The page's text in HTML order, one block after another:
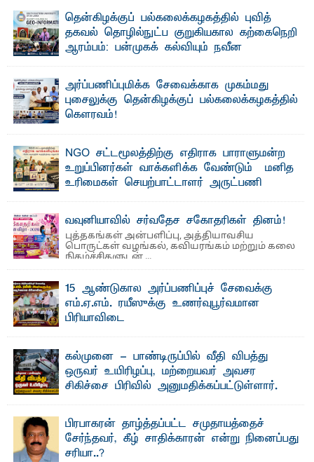
"ஒ ரு மாணவனின் அல்லது மாணவியின் கனவு என்னால்
கலைக்கப்படாது" என்ற உறுதியை ஒவ்வொரு மாணவரும் ...
தென்கிழக்குப் பல்கலைக்கழகத்தில் புவித்
தகவல் தொழில்நுட்ப குறுகியகால கற்கைநெறி
ஆரம்பம்: பன்முகக் கல்வியும் நவீன
பேராசிரியர் எம். எம். பாஸில்
தெ ன்கிழக்குப் பல்கலைக்கழகத்தின் கலை மற்றும் கலாசார
பீடத்தின் புவியியல் துறையினால் ...
அர்ப்பணிப்புமிக்க சேவைக்காக முகம்மது
புசைலுக்கு தென்கிழக்குப் பல்கலைக்கழகத்தில்
கௌரவம்!
NGO சட்டமூலத்திற்கு எதிராக பாராளுமன்ற
உறுப்பினர்கள் வாக்களிக்க வேண்டும் – மனித
உரிமைகள் செயற்பாட்டாளர் அருட்பணி
ஜே. எப். காமிலா பேகம்- இ லங்கை அரசாங்கம் அரசுசாரா
அமைப்புகள் (NGO) தொடர்பான புதிய சட்டமூலத்தை ...
வவுனியாவில் சர்வதேச சகோதரிகள் தினம்!
புத்தகங்கள் அன்பளிப்பு, அத்தியாவசிய
பொருட்கள் வழங்கல், கவியரங்கம் மற்றும் கலை
நிகழ்ச்சிகளுடன் ...
15 ஆண்டுகால அர்ப்பணிப்புச் சேவைக்கு
எம்.ஏ.எம். ரயீஸுக்கு உணர்வுபூர்வமான
பிரியாவிடை
கல்முனை - பாண்டிருப்பில் வீதி விபத்து
ஒருவர் உயிரிழப்பு, மற்றையவர் அவசர
சிகிச்சை பிரிவில் அனுமதிக்கப்பட்டுள்ளார்.
பாண்டிருப்பு ...பிரபாகரன் தாழ்த்தப்பட்ட சமுதாயத்தைச்
சேர்ந்தவர், கீழ் சாதிக்காரன் என்று நினைப்பது
சரியா..?